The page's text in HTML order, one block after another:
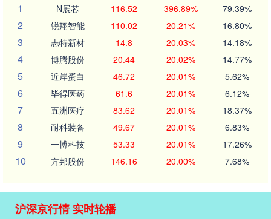
1
N展芯 116.52 396.89% 79.39%
2 锐翔智能 110.02 20.21% 16.80%
3 志特新材 14.8 20.03% 14.18%
4 博腾股份 20.44 20.02% 14.77%
5 近岸蛋白 46.72 20.01% 5.62%
6 毕得医药 61.6 20.01% 6.12%
7 五洲医疗 83.62 20.01% 18.37%
8 耐科装备 49.67 20.01% 6.83%
9 一博科技 53.33 20.01% 17.26%
10 方邦股份 146.16 20.00% 7.68%
沪深京行情 实时轮播